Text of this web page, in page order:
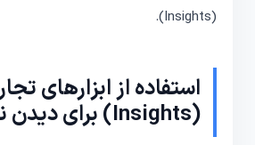
(Insights).
استفاده از ابزارهای
(Insights) برای دیدن نشانه‌ها